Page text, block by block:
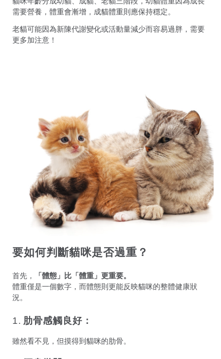
需要營養，體重會漸增，成貓體重則應保持穩定。
老貓可能因為新陳代謝變化或活動量減少而容易過胖，需要
更多加注意！
要如何判斷貓咪是否過重？
首先，
「體態」比「體重」更重要。
體重僅是一個數字，而體態則更能反映貓咪的整體健康狀
況。
1. 肋骨感觸良好：
雖然看不見，但摸得到貓咪的肋骨。